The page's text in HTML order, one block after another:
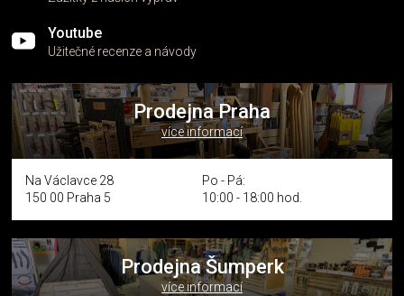
Youtube
Užitečné recenze a návody
Prodejna Praha
více informací
Na Václavce 28
150 00 Praha 5
Po - Pá:
10:00 - 18:00 hod.
Prodejna Šumperk
více informací